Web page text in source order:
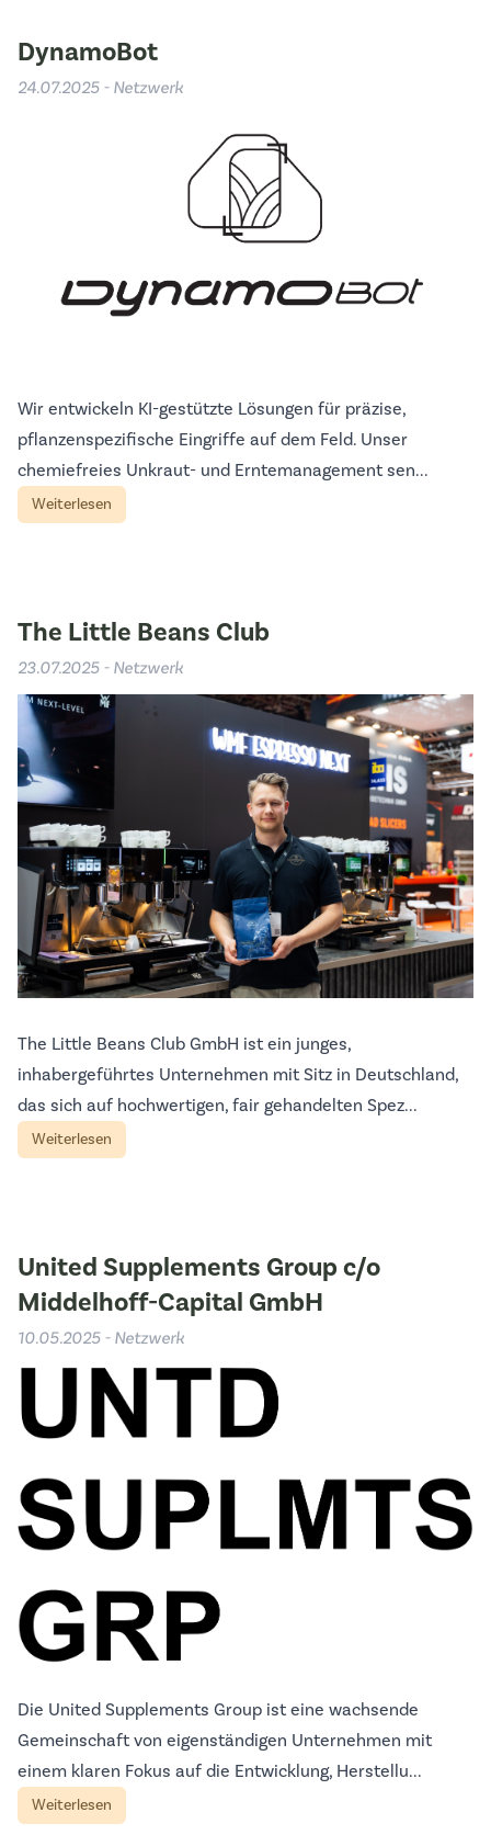
DynamoBot
24.07.2025 - Netzwerk
Wir entwickeln KI-gestützte Lösungen für präzise,
pflanzenspezifische Eingriffe auf dem Feld. Unser
chemiefreies Unkraut- und Erntemanagement sen...
Weiterlesen
The Little Beans Club
23.07.2025 - Netzwerk
The Little Beans Club GmbH ist ein junges,
inhabergeführtes Unternehmen mit Sitz in Deutschland,
das sich auf hochwertigen, fair gehandelten Spez...
Weiterlesen
United Supplements Group c/o
Middelhoff-Capital GmbH
10.05.2025 - Netzwerk
Die United Supplements Group ist eine wachsende
Gemeinschaft von eigenständigen Unternehmen mit
einem klaren Fokus auf die Entwicklung, Herstellu...
Weiterlesen